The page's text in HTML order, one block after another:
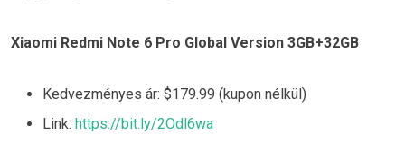
Xiaomi Redmi Note 6 Pro Global Version 3GB+32GB
Kedvezményes ár: $179.99 (kupon nélkül)
Link: https://bit.ly/2Odl6wa